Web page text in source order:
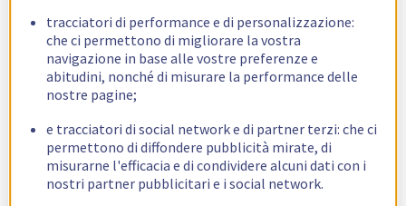
tracciatori di performance e di personalizzazione:
che ci permettono di migliorare la vostra
navigazione in base alle vostre preferenze e
abitudini, nonché di misurare la performance delle
nostre pagine;
e tracciatori di social network e di partner terzi: che ci
permettono di diffondere pubblicità mirate, di
misurarne l'efficacia e di condividere alcuni dati con i
nostri partner pubblicitari e i social network.